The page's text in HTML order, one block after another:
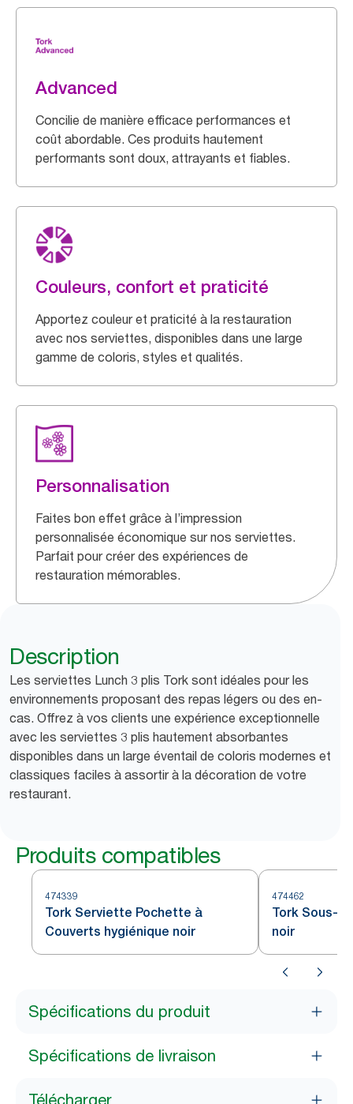
Advanced
Concilie de manière efficace performances et
coût abordable. Ces produits hautement
performants sont doux, attrayants et fiables.
Couleurs, confort et praticité
Apportez couleur et praticité à la restauration
avec nos serviettes, disponibles dans une large
gamme de coloris, styles et qualités.
Personnalisation
Faites bon effet grâce à l’impression
personnalisée économique sur nos serviettes.
Parfait pour créer des expériences de
restauration mémorables.
Description
Les serviettes Lunch 3 plis Tork sont idéales pour les
environnements proposant des repas légers ou des en-
cas. Offrez à vos clients une expérience exceptionnelle
avec les serviettes 3 plis hautement absorbantes
disponibles dans un large éventail de coloris modernes et
classiques faciles à assortir à la décoration de votre
restaurant.
Produits compatibles
474339
Tork Serviette Pochette à
Couverts hygiénique noir
474462
Tork Sous-
noir
Spécifications du produit
Spécifications de livraison
Télécharger